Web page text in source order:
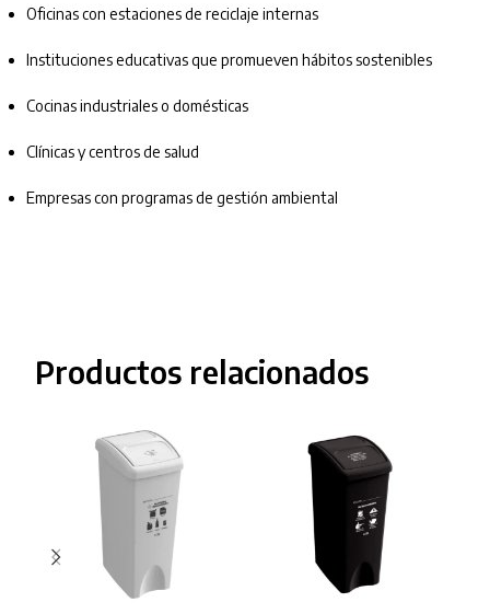
Oficinas con estaciones de reciclaje internas
Instituciones educativas que promueven hábitos sostenibles
Cocinas industriales o domésticas
Clínicas y centros de salud
Empresas con programas de gestión ambiental
Productos relacionados